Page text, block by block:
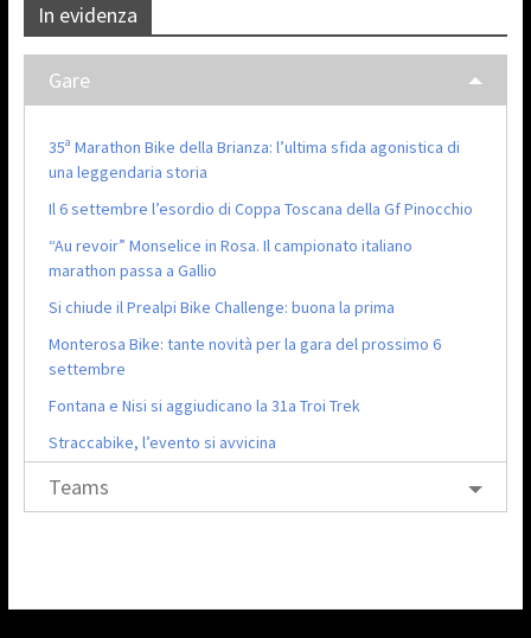
In evidenza
Gare
35ª Marathon Bike della Brianza: l’ultima sfida agonistica di
una leggendaria storia
Il 6 settembre l’esordio di Coppa Toscana della Gf Pinocchio
“Au revoir” Monselice in Rosa. Il campionato italiano
marathon passa a Gallio
Si chiude il Prealpi Bike Challenge: buona la prima
Monterosa Bike: tante novità per la gara del prossimo 6
settembre
Fontana e Nisi si aggiudicano la 31a Troi Trek
Straccabike, l’evento si avvicina
Teams